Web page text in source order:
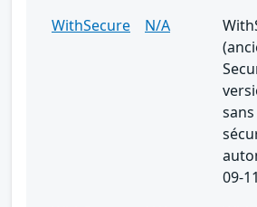
WithSecure
N/A
09-